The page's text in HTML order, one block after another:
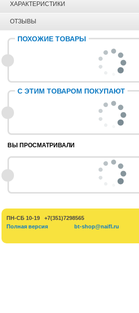
ХАРАКТЕРИСТИКИ
ОТЗЫВЫ
ПОХОЖИЕ ТОВАРЫ
С ЭТИМ ТОВАРОМ ПОКУПАЮТ
ВЫ ПРОСМАТРИВАЛИ
ПН-СБ 10-19 +7(351)7298565
Полная версия
bt-shop@naifl.ru